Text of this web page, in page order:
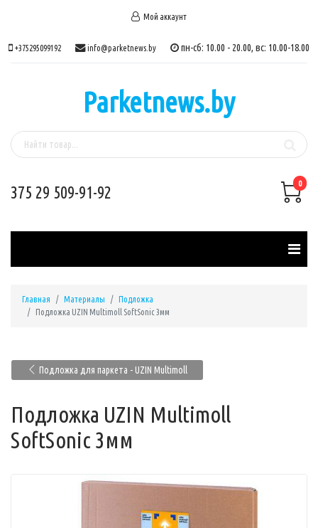
Мой аккаунт
+375295099192 info@parketnews.by пн-сб: 10.00 - 20.00, вс: 10.00-18.00
Parketnews.by
375 29 509-91-92 0
Главная Материалы
Подложка
Подложка UZIN Multimoll SoftSonic 3мм
Подложка для паркета - UZIN Multimoll
Подложка UZIN Multimoll
SoftSonic 3мм